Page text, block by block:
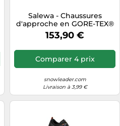
Salewa - Chaussures
d'approche en GORE-TEX®
- Mtn Trainer 2 GTX W
Shadow/Black pour
Femme - Taille 40,5 - Gris
Gris 40,5
153,90 €
Comparer 4 prix
snowleader.com
Livraison à 3,99 €